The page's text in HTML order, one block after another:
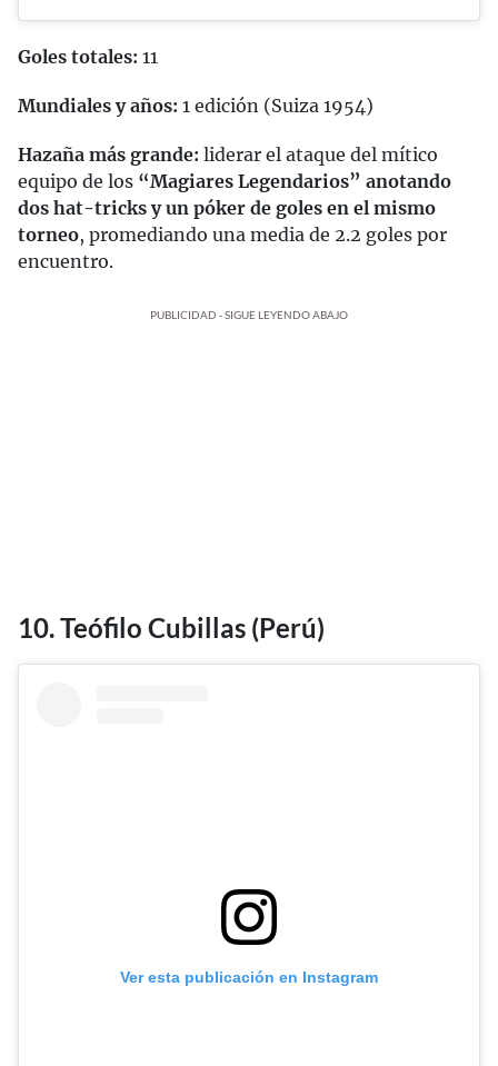
Goles totales: 11
Mundiales y años: 1 edición (Suiza 1954)
Hazaña más grande: liderar el ataque del mítico
equipo de los “Magiares Legendarios” anotando
dos hat-tricks y un póker de goles en el mismo
torneo, promediando una media de 2.2 goles por
encuentro.
PUBLICIDAD - SIGUE LEYENDO ABAJO
10. Teófilo Cubillas (Perú)
Ver esta publicación en Instagram